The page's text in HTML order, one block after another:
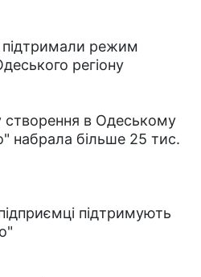
підтримали режим
регіону
створення в Одеському
набрала більше 25 тис.
підтримують